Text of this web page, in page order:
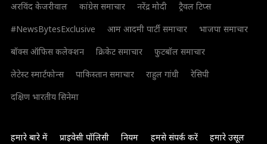
अरविंद केजरीवाल कांग्रेस समाचार नरेंद्र मोदी
ट्रैवल टिप्स
#NewsBytesExclusive
आम आदमी पार्टी समाचार
भाजपा समाचार
बॉक्स ऑफिस कलेक्शन
क्रिकेट समाचार
फुटबॉल समाचार
लेटेस्ट स्मार्टफोन्स
पाकिस्तान समाचार राहुल गांधी
रेसिपी
दक्षिण भारतीय सिनेमा
हमारे बारे में प्राइवेसी पॉलिसी नियम हमसे संपर्क करें हमारे उसूल